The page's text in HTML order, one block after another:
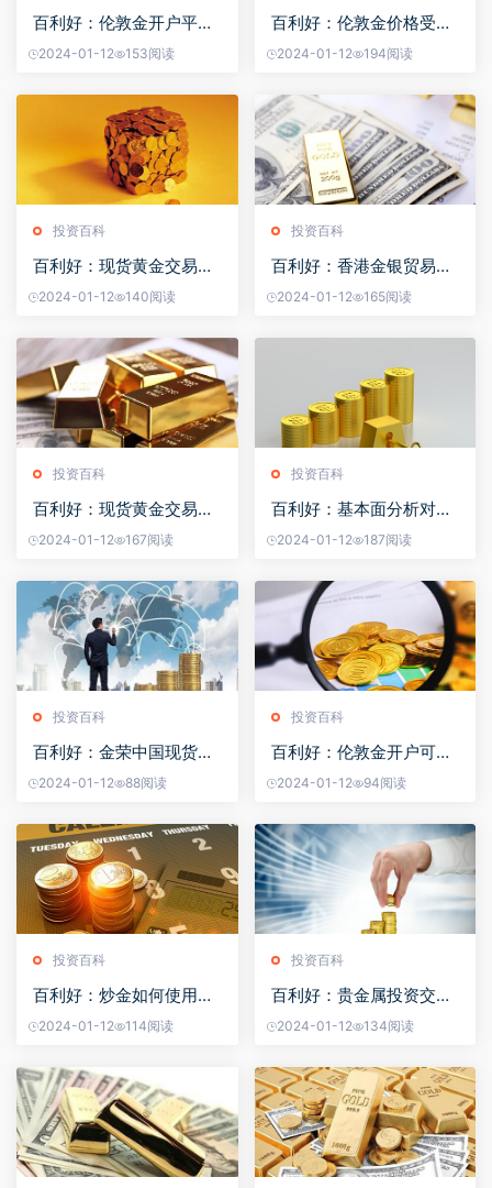
百利好：伦敦金开户平台
2024-01-12 153阅读
百利好：伦敦金价格受到
2024-01-12 194阅读
投资百科
百利好：现货黄金交易的
2024-01-12 140阅读
投资百科
百利好：香港金银贸易场
2024-01-12 165阅读
投资百科
百利好：现货黄金交易的
风险大吗？
2024-01-12 167阅读
投资百科
百利好：基本面分析对现
货黄金投资的作用
2024-01-12 187阅读
投资百科
百利好：金荣中国现货白
银投资违法吗？
2024-01-12 88阅读
投资百科
百利好：伦敦金开户可以
开几个？
2024-01-12 94阅读
投资百科
百利好：炒金如何使用盯
盘技巧
2024-01-12 114阅读
投资百科
百利好：贵金属投资交易
APP最新排名情况
2024-01-12 134阅读